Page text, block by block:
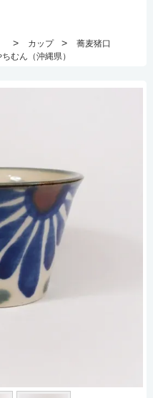
> カップ >
蕎麦猪口
ちむん（沖縄県）